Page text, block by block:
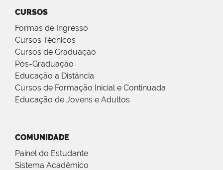
CURSOS
Formas de Ingresso
Cursos Técnicos
Cursos de Graduação
Pós-Graduação
Educação a Distância
Cursos de Formação Inicial e Continuada
Educação de Jovens e Adultos
COMUNIDADE
Painel do Estudante
Sistema Acadêmico